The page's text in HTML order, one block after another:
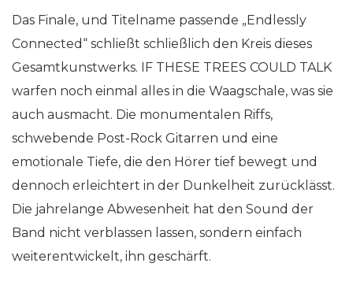
Das Finale, und Titelname passende „Endlessly
Connected“ schließt schließlich den Kreis dieses
Gesamtkunstwerks. IF THESE TREES COULD TALK
warfen noch einmal alles in die Waagschale, was sie
auch ausmacht. Die monumentalen Riffs,
schwebende Post-Rock Gitarren und eine
emotionale Tiefe, die den Hörer tief bewegt und
dennoch erleichtert in der Dunkelheit zurücklässt.
Die jahrelange Abwesenheit hat den Sound der
Band nicht verblassen lassen, sondern einfach
weiterentwickelt, ihn geschärft.